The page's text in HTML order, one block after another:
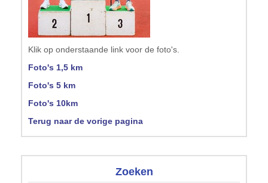
Klik op onderstaande link voor de foto's.
Foto's 1,5 km
Foto's 5 km
Foto's 10km
Terug naar de vorige pagina
Zoeken